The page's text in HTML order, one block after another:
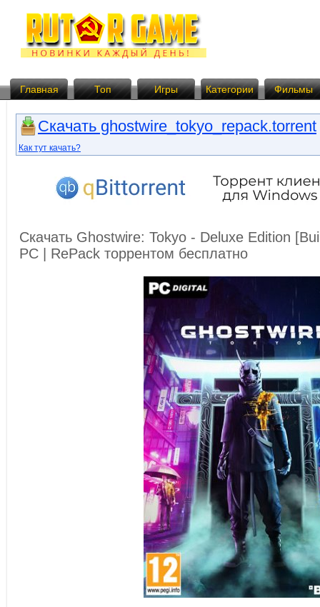
Главная Топ Игры Категории Фильмы
Скачать ghostwire_tokyo_repack.torrent
Как тут качать?
Скачать Ghostwire: Tokyo - Deluxe Edition
PC | RePack торрентом бесплатно